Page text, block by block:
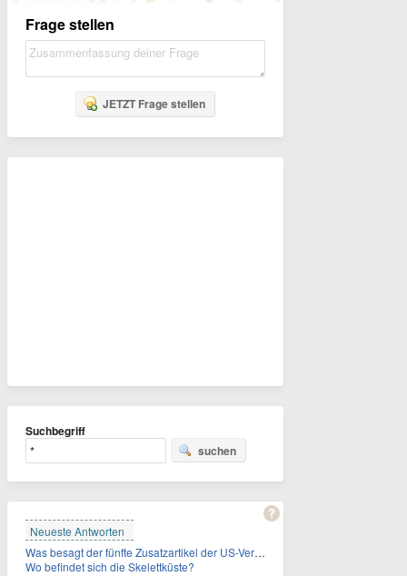
Frage stellen
JETZT Frage stellen
Suchbegriff
suchen
Neueste Antworten
Was besagt der fünfte Zusatzartikel der US-Verfassung, auf den sich Fauci berief?
Wo befindet sich die Skelettküste?